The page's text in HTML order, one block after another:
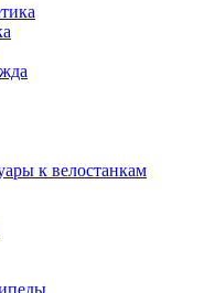
к велостанкам